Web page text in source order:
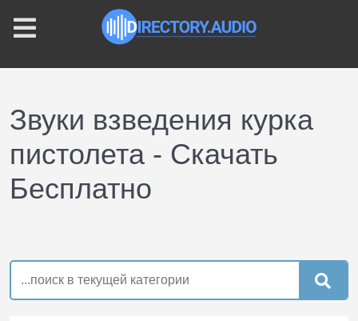
Звуки взведения курка
пистолета - Скачать
Бесплатно